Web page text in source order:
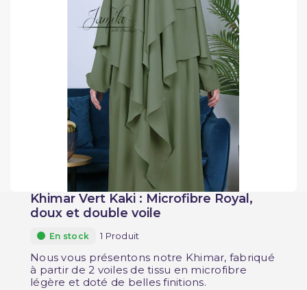
Khimar Vert Kaki : Microfibre Royal,
doux et double voile
En stock 1 Produit
Nous vous présentons notre Khimar, fabriqué
à partir de 2 voiles de tissu en microfibre
légère et doté de belles finitions.